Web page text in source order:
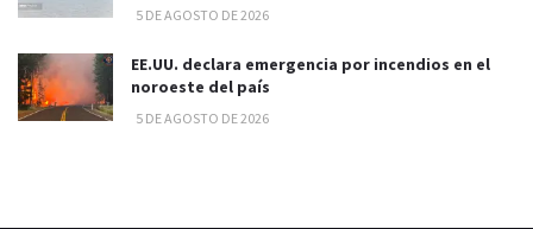
5 DE AGOSTO DE 2026
EE.UU. declara emergencia por incendios en el
noroeste del país
5 DE AGOSTO DE 2026